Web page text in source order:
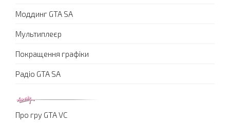
Моддинг GTA SA
Мультиплеєр
Покращення графіки
Радіо GTA SA
Про гру GTA VC